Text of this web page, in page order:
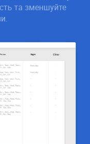
та зменшуйте